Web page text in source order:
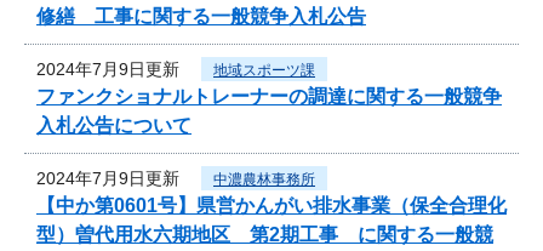
修繕 工事に関する一般競争入札公告
2024年7月9日更新 地域スポーツ課
ファンクショナルトレーナーの調達に関する一般競争
入札公告について
2024年7月9日更新 中濃農林事務所
【中か第0601号】県営かんがい排水事業（保全合理化
型）曽代用水六期地区 第2期工事 に関する一般競